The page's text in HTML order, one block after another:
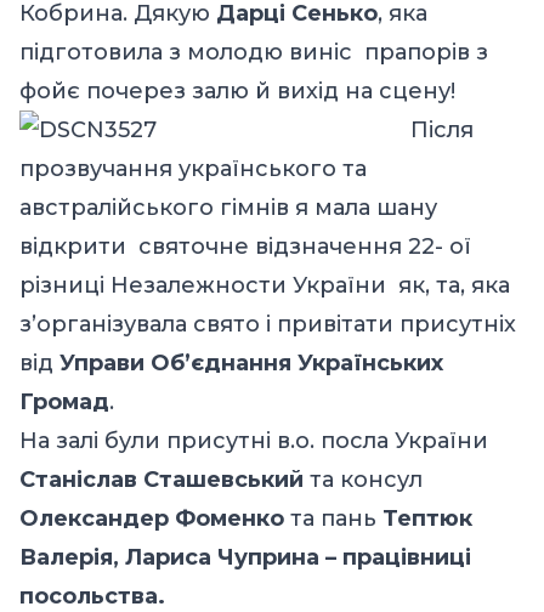
Кобрина. Дякую Дарці Сенько, яка
підготовила з молодю виніс прапорів з
фойє почерез залю й вихід на сцену!
Після
прозвучання українського та
австралійського гімнів я мала шану
відкрити святочне відзначення 22- ої
різниці Незалежности України як, та, яка
з’організувала свято і привітати присутніх
від Управи Об’єднання Українських
Громад.
На залі були присутні в.о. посла України
Станіслав Сташевський та консул
Олександер Фоменко та пань Тептюк
Валерія, Лариса Чуприна – працівниці
посольства.